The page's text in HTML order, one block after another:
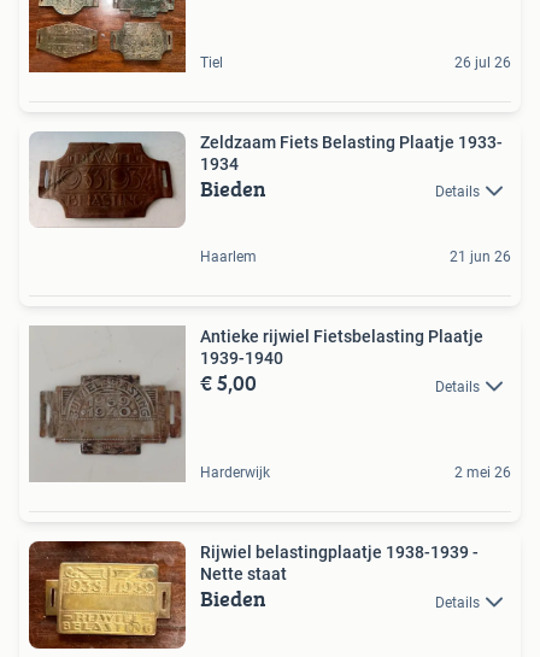
Tiel 26 jul 26
Zeldzaam Fiets Belasting Plaatje 1933-
1934
Bieden Details
Haarlem 21 jun 26
Antieke rijwiel Fietsbelasting Plaatje
1939-1940
€ 5,00 Details
Harderwijk 2 mei 26
Rijwiel belastingplaatje 1938-1939 -
Nette staat
Bieden Details